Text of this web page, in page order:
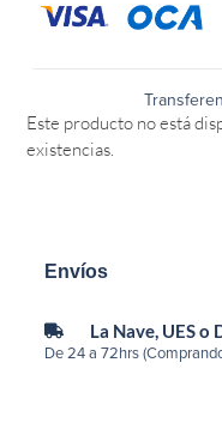
Este producto no está
existencias.
Envíos
La Nave, UES o
De 24 a 72hrs